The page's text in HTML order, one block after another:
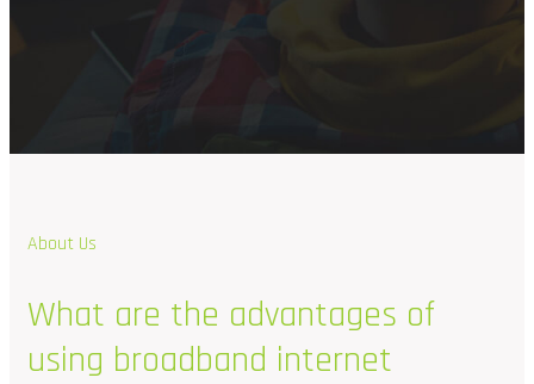
About Us
What are the advantages of
using broadband internet